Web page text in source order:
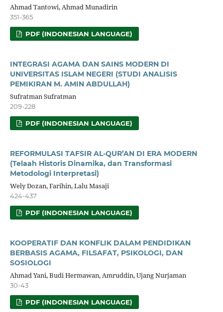
Ahmad Tantowi, Ahmad Munadirin
351-365
PDF (INDONESIAN LANGUAGE)
INTEGRASI AGAMA DAN SAINS MODERN DI
UNIVERSITAS ISLAM NEGERI (STUDI ANALISIS
PEMIKIRAN M. AMIN ABDULLAH)
Sufratman Sufratman
209-228
PDF (INDONESIAN LANGUAGE)
REFORMULASI TAFSIR AL-QUR’AN DI ERA MODERN
(Telaah Historis Dinamika, dan Transformasi
Metodologi Interpretasi)
Wely Dozan, Farihin, Lalu Masaji
424-437
PDF (INDONESIAN LANGUAGE)
KOOPERATIF DAN KONFLIK DALAM PENDIDIKAN
BERBASIS AGAMA, FILSAFAT, PSIKOLOGI, DAN
SOSIOLOGI
Ahmad Yani, Budi Hermawan, Amruddin, Ujang Nurjaman
30-43
PDF (INDONESIAN LANGUAGE)